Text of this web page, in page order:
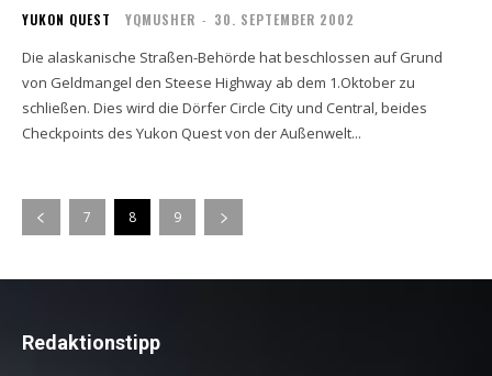
YUKON QUEST YQMUSHER - 30. SEPTEMBER 2002
Die alaskanische Straßen-Behörde hat beschlossen auf Grund
von Geldmangel den Steese Highway ab dem 1.Oktober zu
schließen. Dies wird die Dörfer Circle City und Central, beides
Checkpoints des Yukon Quest von der Außenwelt...
7 8 9
Redaktionstipp